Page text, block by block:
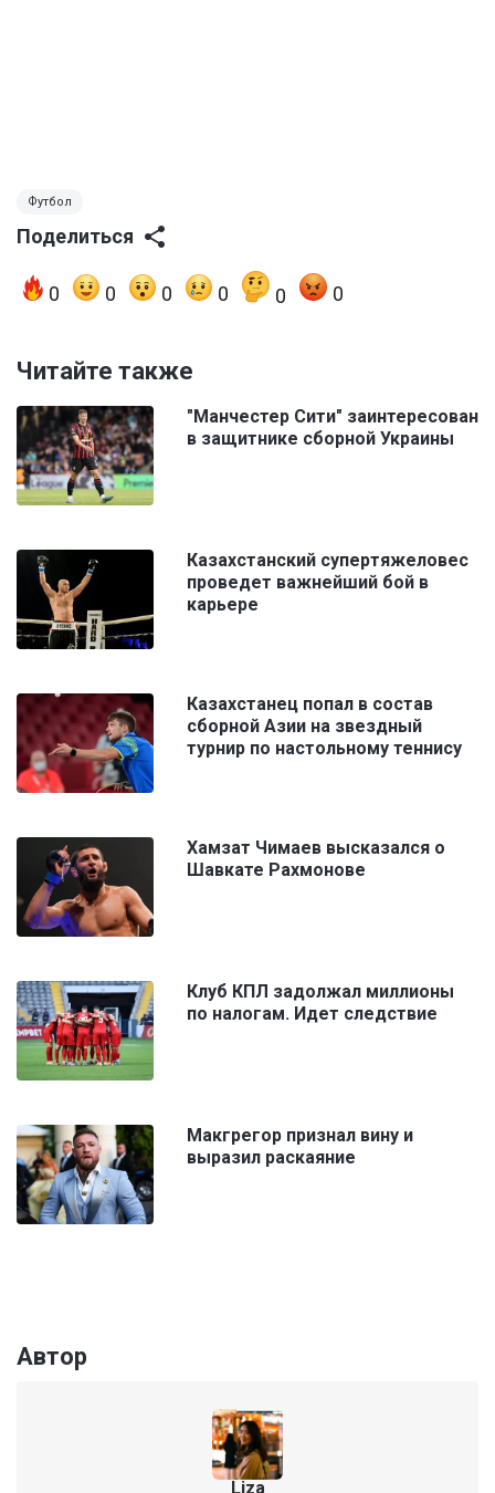
Футбол
Поделиться
0 0 0 0 0 0
Читайте также
"Манчестер Сити" заинтересован
в защитнике сборной Украины
Казахстанский супертяжеловес
проведет важнейший бой в
карьере
Казахстанец попал в состав
сборной Азии на звездный
турнир по настольному теннису
Хамзат Чимаев высказался о
Шавкате Рахмонове
Клуб КПЛ задолжал миллионы
по налогам. Идет следствие
Макгрегор признал вину и
выразил раскаяние
Автор
Liza